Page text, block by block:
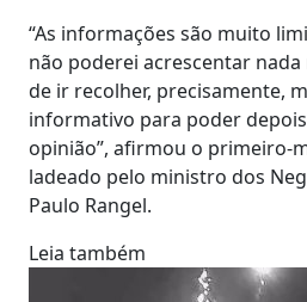
“As informações são muito
não poderei acrescentar
de ir recolher, precisamente,
informativo para poder
opinião”, afirmou o primeiro-
ladeado pelo ministro dos
Paulo Rangel.
Leia também